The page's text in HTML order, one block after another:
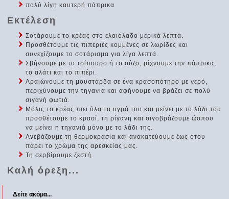
πολύ λίγη καυτερή πάπρικα
Εκτέλεση
Σοτάρουμε το κρέας στο ελαιόλαδο μερικά λεπτά.
Προσθέτουμε τις πιπεριές κομμένες σε λωρίδες και
συνεχίζουμε το σοτάρισμα για λίγα λεπτά.
Σβήνουμε με το τσίπουρο ή το ούζο, ρίχνουμε την πάπρικα,
το αλάτι και το πιπέρι.
Αραιώνουμε τη μουστάρδα σε ένα κρασοπότηρο με νερό,
περιχύνουμε την τηγανιά και αφήνουμε να βράζει σε πολύ
σιγανή φωτιά.
Μόλις το κρέας πιει όλα τα υγρά του και μείνει με το λάδι του
προσθέτουμε το κρασί, τη ρίγανη και σιγοβράζουμε ώσπου
να μείνει η τηγανιά μόνο με το λάδι της.
Ανεβάζουμε τη θερμοκρασία και ανακατεύουμε έως ότου
πάρει το χρώμα της αρεσκείας μας.
Τη σερβίρουμε ζεστή.
Καλή όρεξη...
Δείτε ακόμα...